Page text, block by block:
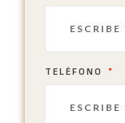
TELÉFONO